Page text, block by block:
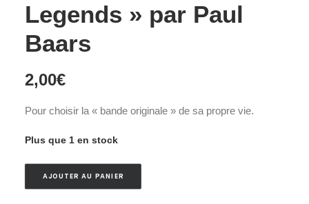
Legends » par Paul
Baars
2,00€
Pour choisir la « bande originale » de sa propre vie.
Plus que 1 en stock
AJOUTER AU PANIER